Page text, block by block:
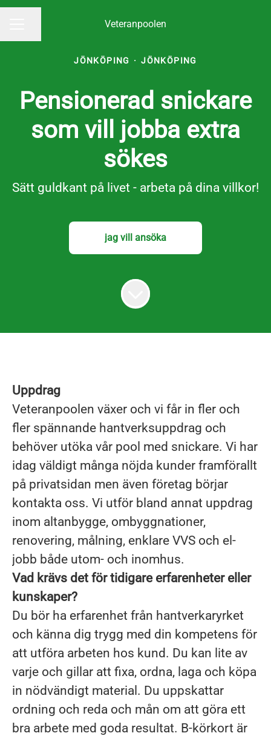
Veteranpoolen
JÖNKÖPING · JÖNKÖPING
Pensionerad snickare
som vill jobba extra
sökes
Sätt guldkant på livet - arbeta på dina villkor!
jag vill ansöka
Uppdrag
Veteranpoolen växer och vi får in fler och
fler spännande hantverksuppdrag och
behöver utöka vår pool med snickare. Vi har
idag väldigt många nöjda kunder framförallt
på privatsidan men även företag börjar
kontakta oss. Vi utför bland annat uppdrag
inom altanbygge, ombyggnationer,
renovering, målning, enklare VVS och el-
jobb både utom- och inomhus.
Vad krävs det för tidigare erfarenheter eller
kunskaper?
Du bör ha erfarenhet från hantverkaryrket
och känna dig trygg med din kompetens för
att utföra arbeten hos kund. Du kan lite av
varje och gillar att fixa, ordna, laga och köpa
in nödvändigt material. Du uppskattar
ordning och reda och mån om att göra ett
bra arbete med goda resultat. B-körkort är